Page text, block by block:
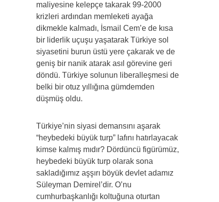
maliyesine kelepçe takarak 99-2000
krizleri ardından memleketi ayağa
dikmekle kalmadı, İsmail Cem’e de kısa
bir liderlik uçuşu yaşatarak Türkiye sol
siyasetini burun üstü yere çakarak ve de
geniş bir nanik atarak asıl görevine geri
döndü. Türkiye solunun liberalleşmesi de
belki bir otuz yıllığına gümdemden
düşmüş oldu.
Türkiye’nin siyasi demansını aşarak
“heybedeki büyük turp” lafını hatırlayacak
kimse kalmış mıdır? Dördüncü figürümüz,
heybedeki büyük turp olarak sona
sakladığımız aşşırı böyük devlet adamız
Süleyman Demirel’dir. O’nu
cumhurbaşkanlığı koltuğuna oturtan